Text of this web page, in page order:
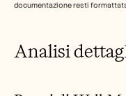
documentazione resti
Analisi